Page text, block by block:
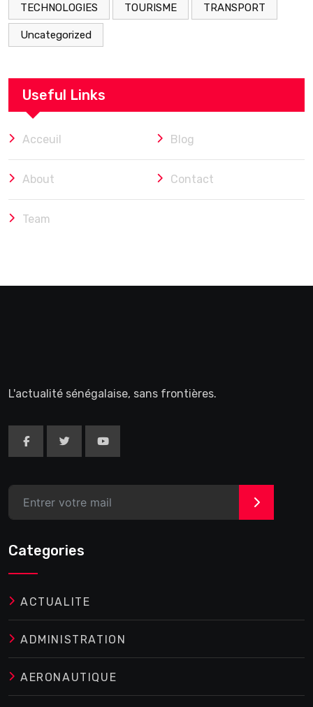
TECHNOLOGIES TOURISME TRANSPORT
Uncategorized
Useful Links
Acceuil Blog
About Contact
Team
L'actualité sénégalaise, sans frontières.
>
Categories
ACTUALITE
ADMINISTRATION
AERONAUTIQUE